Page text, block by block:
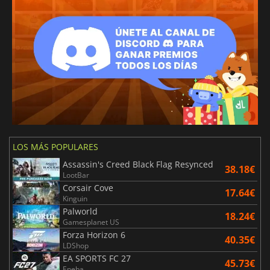
LOS MÁS POPULARES
Assassin's Creed Black Flag Resynced
LootBar 38.18€
Corsair Cove
Kinguin 17.64€
Palworld
Gamesplanet US 18.24€
Forza Horizon 6
LDShop 40.35€
EA SPORTS FC 27 45.73€